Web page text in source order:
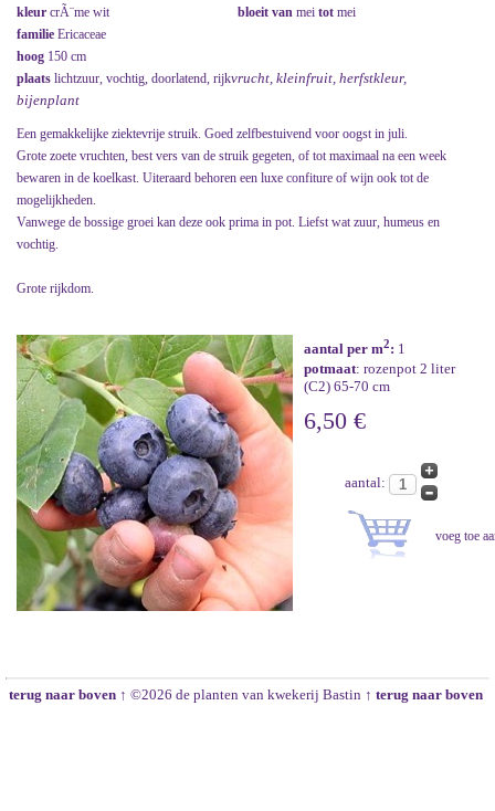
kleur crÃ¨me wit bloeit van mei tot mei
familie Ericaceae
hoog 150 cm
plaats lichtzuur, vochtig, doorlatend, rijkvrucht, kleinfruit, herfstkleur,
bijenplant
Een gemakkelijke ziektevrije struik. Goed zelfbestuivend voor oogst in juli.
Grote zoete vruchten, best vers van de struik gegeten, of tot maximaal na een week
bewaren in de koelkast. Uiteraard behoren een luxe confiture of wijn ook tot de
mogelijkheden.
Vanwege de bossige groei kan deze ook prima in pot. Liefst wat zuur, humeus en
vochtig.
Grote rijkdom.
aantal per m2: 1
potmaat: rozenpot 2 liter
(C2) 65-70 cm
6,50 €
aantal:
terug naar boven ↑ ©2026 de planten van kwekerij Bastin ↑ terug naar boven